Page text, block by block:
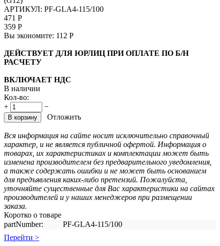
АРТИКУЛ: PF-GLA4-115/100
471 Р
359 Р
Вы экономите: 112 Р
ДЕЙСТВУЕТ ДЛЯ ЮРЛИЦ ПРИ ОПЛАТЕ ПО Б/Н
РАСЧЕТУ
ВКЛЮЧАЕТ НДС
В наличии
Кол-во:
+
−
В корзину Отложить
Вся информация на сайте носит исключительно справочный
характер, и не является публичной офертой. Информация о
товарах, их характеристиках и комплектации может быть
изменена производителем без предварительного уведомления,
а также содержать ошибки и не может быть основанием
для предъявления каких-либо претензий. Пожалуйста,
уточняйте существенные для Вас характеристики на сайтах
производителей и у наших менеджеров при размещении
заказа.
Коротко о товаре
partNumber:
PF-GLA4-115/100
Перейти >